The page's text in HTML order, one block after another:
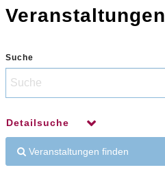
Veranstaltungen
Suche
Detailsuche
Veranstaltungen finden